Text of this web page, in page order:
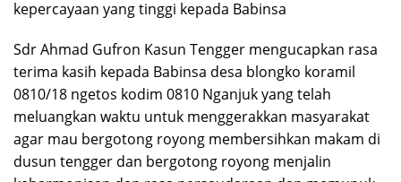
kepercayaan yang tinggi kepada Babinsa
Sdr Ahmad Gufron Kasun Tengger mengucapkan rasa
terima kasih kepada Babinsa desa blongko koramil
0810/18 ngetos kodim 0810 Nganjuk yang telah
meluangkan waktu untuk menggerakkan masyarakat
agar mau bergotong royong membersihkan makam di
dusun tengger dan bergotong royong menjalin